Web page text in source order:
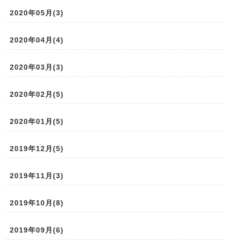
2020年05月(3)
2020年04月(4)
2020年03月(3)
2020年02月(5)
2020年01月(5)
2019年12月(5)
2019年11月(3)
2019年10月(8)
2019年09月(6)